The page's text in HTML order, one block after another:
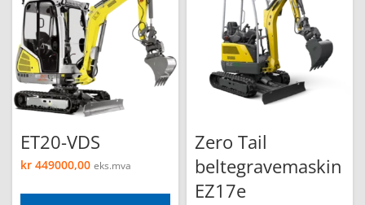
ET20-VDS
kr 449000,00 eks.mva
Zero Tail
beltegravemaskin
EZ17e